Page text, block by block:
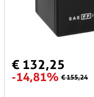
€ 132,25
-14,81% € 155,24